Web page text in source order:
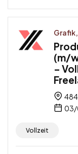
(m/
–
Vollzeit